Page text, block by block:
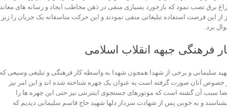
برق نصب نمود که بازخورد بسیاری منفی در ذهن مخاطب ایجاد و رسانه های معاند
از این فرصت استفاده تبلیغاتی منفی نمودند و این حرکت متاسفانه یک جریان را زیر
برد.
فرهنگی جبهه انقلاب اسلامی
سلیمانی و برخی از شهدا همچون شهدا به واسطه کار فرهنگی و تبلیغی وسیعی که
خصوص آنان صورت گرفته است به عنوان یک چهره شناخته شده اند و این امر نیز
سبب آن گشته است که موتورهای جستجوی اینترنتی نیز حتی این چهره ها را
و به خوبی پس از شهادت سردار دلها شهید حاج قاسم سلیمانی دیدیم که